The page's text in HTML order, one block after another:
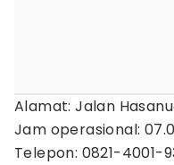
Alamat: Jalan
Jam operasional:
Telepon: 0821-4001-